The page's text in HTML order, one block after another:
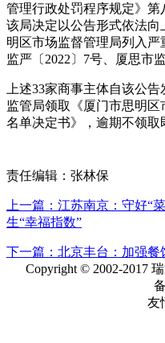
管理行政处罚程序规定》第
该局决定以公告形式依法向
明区市场监督管理局列入
监严〔2022〕7号、厦思市
上述33家商事主体自该公
监管局领取《厦门市思明
名单决定书》，逾期不领取
责任编辑：张林保
上一篇：江苏南京：守好“
生“幸福指数”
下一篇：北京丰台：加强
Copyright © 2002-2017
友